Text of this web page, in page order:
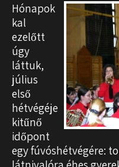
Hónapok
kal
ezelőtt
úgy
láttuk,
július
első
hétvégéje
kitűnő
időpont
egy fúvóshétvégére: